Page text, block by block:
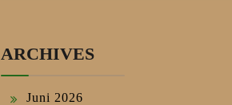
ARCHIVES
Juni 2026